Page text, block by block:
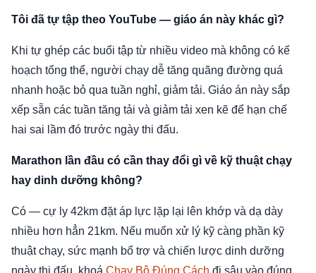
Tôi đã tự tập theo YouTube — giáo án này khác gì?
Khi tự ghép các buổi tập từ nhiều video mà không có kế
hoạch tổng thể, người chạy dễ tăng quãng đường quá
nhanh hoặc bỏ qua tuần nghỉ, giảm tải. Giáo án này sắp
xếp sẵn các tuần tăng tải và giảm tải xen kẽ để hạn chế
hai sai lầm đó trước ngày thi đấu.
Marathon lần đầu có cần thay đổi gì về kỹ thuật chạy
hay dinh dưỡng không?
Có — cự ly 42km đặt áp lực lặp lại lên khớp và dạ dày
nhiều hơn hẳn 21km. Nếu muốn xử lý kỹ càng phần kỹ
thuật chạy, sức mạnh bổ trợ và chiến lược dinh dưỡng
ngày thi đấu, khoá Chạy Bộ Đúng Cách đi sâu vào đúng